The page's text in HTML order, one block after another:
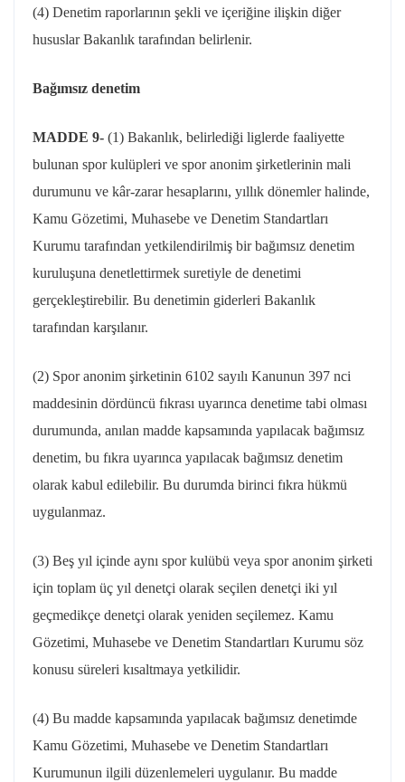
(4) Denetim raporlarının şekli ve içeriğine ilişkin diğer
hususlar Bakanlık tarafından belirlenir.
Bağımsız denetim
MADDE 9- (1) Bakanlık, belirlediği liglerde faaliyette
bulunan spor kulüpleri ve spor anonim şirketlerinin mali
durumunu ve kâr-zarar hesaplarını, yıllık dönemler halinde,
Kamu Gözetimi, Muhasebe ve Denetim Standartları
Kurumu tarafından yetkilendirilmiş bir bağımsız denetim
kuruluşuna denetlettirmek suretiyle de denetimi
gerçekleştirebilir. Bu denetimin giderleri Bakanlık
tarafından karşılanır.
(2) Spor anonim şirketinin 6102 sayılı Kanunun 397 nci
maddesinin dördüncü fıkrası uyarınca denetime tabi olması
durumunda, anılan madde kapsamında yapılacak bağımsız
denetim, bu fıkra uyarınca yapılacak bağımsız denetim
olarak kabul edilebilir. Bu durumda birinci fıkra hükmü
uygulanmaz.
(3) Beş yıl içinde aynı spor kulübü veya spor anonim şirketi
için toplam üç yıl denetçi olarak seçilen denetçi iki yıl
geçmedikçe denetçi olarak yeniden seçilemez. Kamu
Gözetimi, Muhasebe ve Denetim Standartları Kurumu söz
konusu süreleri kısaltmaya yetkilidir.
(4) Bu madde kapsamında yapılacak bağımsız denetimde
Kamu Gözetimi, Muhasebe ve Denetim Standartları
Kurumunun ilgili düzenlemeleri uygulanır. Bu madde